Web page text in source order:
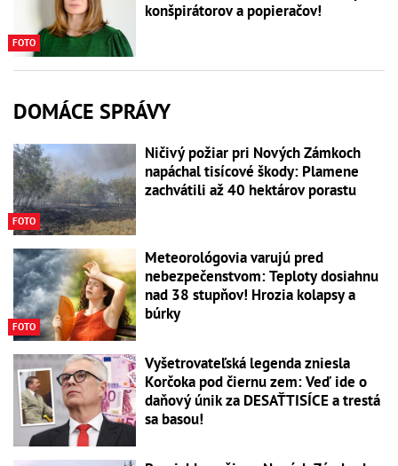
FOTO
konšpirátorov a popieračov!
DOMÁCE SPRÁVY
FOTO
Ničivý požiar pri Nových Zámkoch
napáchal tisícové škody: Plamene
zachvátili až 40 hektárov porastu
FOTO
Meteorológovia varujú pred
nebezpečenstvom: Teploty dosiahnu
nad 38 stupňov! Hrozia kolapsy a
búrky
Vyšetrovateľská legenda zniesla
Korčoka pod čiernu zem: Veď ide o
daňový únik za DESAŤTISÍCE a trestá
sa basou!